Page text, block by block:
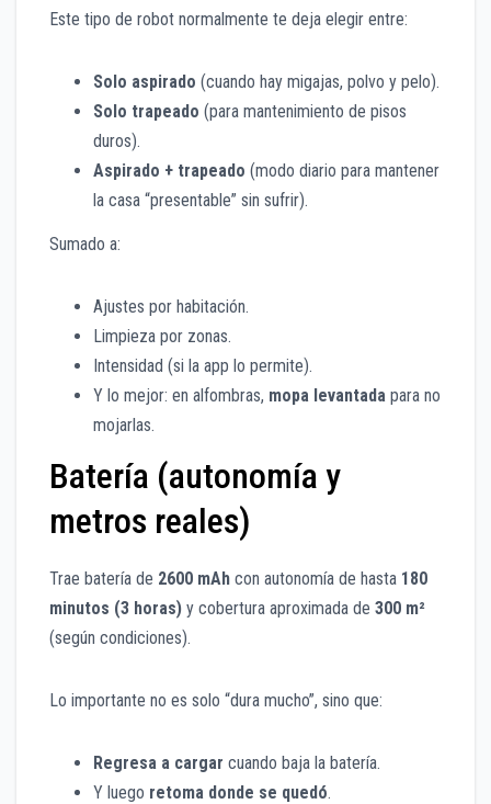
Este tipo de robot normalmente te deja elegir entre:
Solo aspirado (cuando hay migajas, polvo y pelo).
Solo trapeado (para mantenimiento de pisos
duros).
Aspirado + trapeado (modo diario para mantener
la casa “presentable” sin sufrir).
Sumado a:
Ajustes por habitación.
Limpieza por zonas.
Intensidad (si la app lo permite).
Y lo mejor: en alfombras, mopa levantada para no
mojarlas.
Batería (autonomía y
metros reales)
Trae batería de 2600 mAh con autonomía de hasta 180
minutos (3 horas) y cobertura aproximada de 300 m²
(según condiciones).
Lo importante no es solo “dura mucho”, sino que:
Regresa a cargar cuando baja la batería.
Y luego retoma donde se quedó.